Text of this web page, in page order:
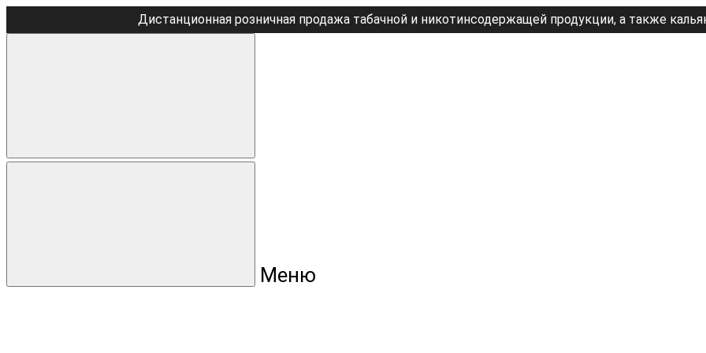
Дистанционная розничная продажа табачной и никотинсодержащей продукции, а также
Меню